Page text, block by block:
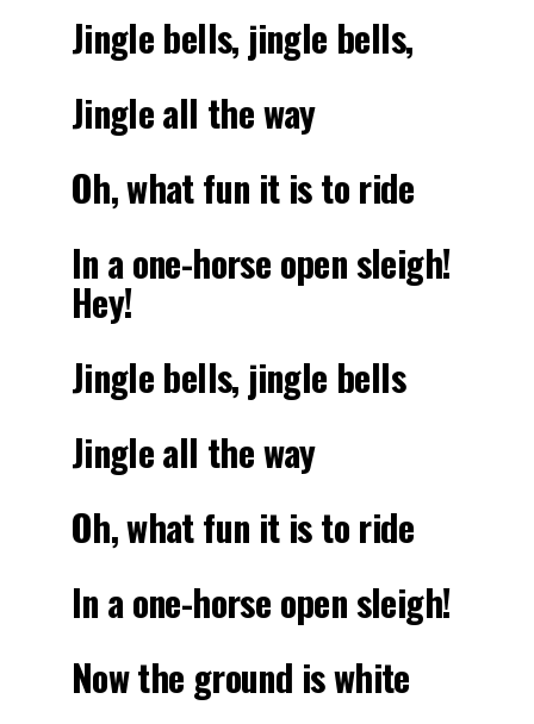
Jingle bells, jingle bells,
Jingle all the way
Oh, what fun it is to ride
In a one-horse open sleigh!
Hey!
Jingle bells, jingle bells
Jingle all the way
Oh, what fun it is to ride
In a one-horse open sleigh!
Now the ground is white